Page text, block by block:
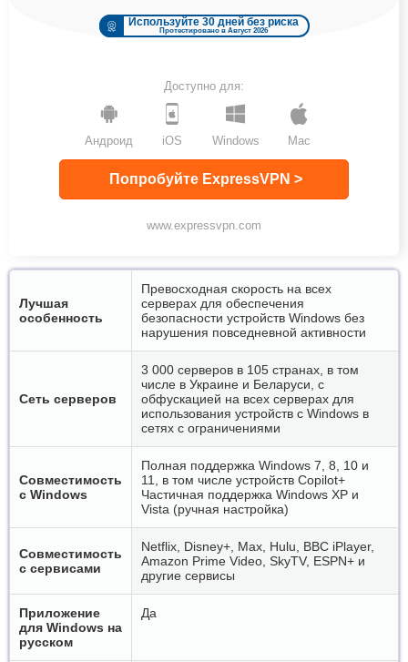
Используйте 30 дней без риска
Протестировано в Август 2026
Доступно для:
Windows Mac
Андроид iOS
Попробуйте ExpressVPN >
www.expressvpn.com
Лучшая
особенность
Превосходная скорость на всех
серверах для обеспечения
безопасности устройств Windows без
нарушения повседневной активности
Сеть серверов
3 000 серверов в 105 странах, в том
числе в Украине и Беларуси, с
обфускацией на всех серверах для
использования устройств с Windows в
сетях с ограничениями
Совместимость
с Windows
Полная поддержка Windows 7, 8, 10 и
11, в том числе устройств Copilot+
Частичная поддержка Windows XP и
Vista (ручная настройка)
Совместимость
с сервисами
Netflix, Disney+, Max, Hulu, BBC iPlayer,
Amazon Prime Video, SkyTV, ESPN+ и
другие сервисы
Приложение
для Windows на
русском
Да